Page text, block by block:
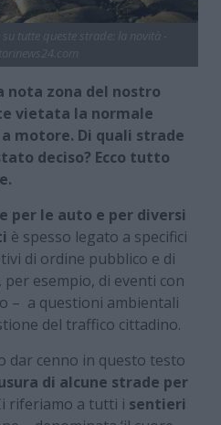
nota zona del nostro
vietata la normale
motore. Di quali strade
deciso? Ecco tutto
per le auto e per diversi
è spesso legato a specifici
di ordine pubblico e di
per esempio, di eventi con
– a questioni ambientali
del traffico cittadino.
dar cenno in questo testo
di alcune strade per
riferiamo a tutti i sentieri